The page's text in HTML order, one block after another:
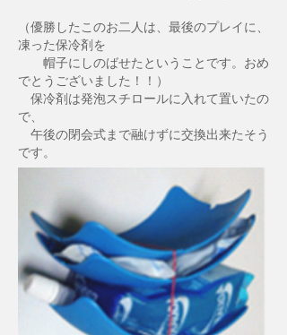
（優勝したこのお二人は、最後のプレイに、
凍った保冷剤を
帽子にしのばせたということです。おめ
でとうございました！！）
保冷剤は発泡スチロールに入れて置いたの
で、
午後の閉会式まで融けずに交換出来たそう
です。